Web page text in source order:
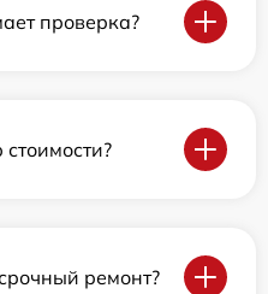
проверка?
ремонт?